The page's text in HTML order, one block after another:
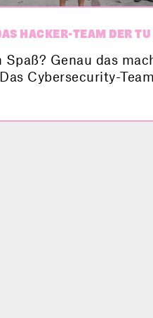
HACKER-TEAM DER TU
Spaß? Genau das
Cybersecurity-
Video stellt sich das